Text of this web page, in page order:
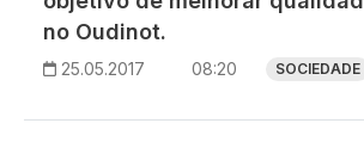
no Oudinot.
25.05.2017 08:20 SOCIEDADE